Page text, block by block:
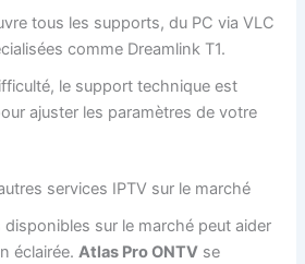
tous les supports, du PC via VLC
comme Dreamlink T1.
le support technique est
ajuster les paramètres de votre
services IPTV sur le marché
sur le marché peut aider
éclairée.Atlas Pro ONTV se